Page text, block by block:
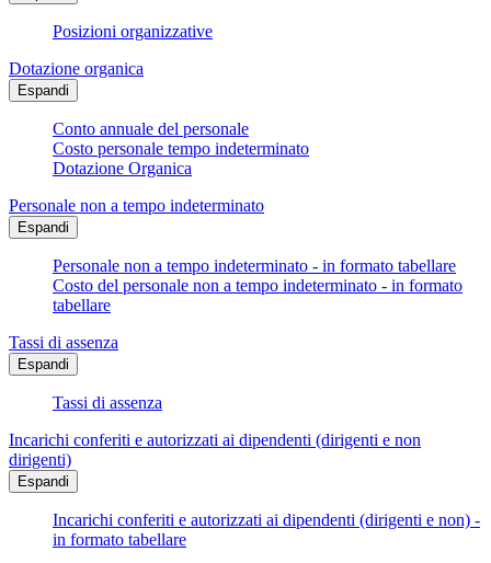
Posizioni organizzative
Dotazione organica
Espandi
Conto annuale del personale
Costo personale tempo indeterminato
Dotazione Organica
Personale non a tempo indeterminato
Espandi
Personale non a tempo indeterminato - in formato tabellare
Costo del personale non a tempo indeterminato - in formato
tabellare
Tassi di assenza
Espandi
Tassi di assenza
Incarichi conferiti e autorizzati ai dipendenti (dirigenti e non
dirigenti)
Espandi
Incarichi conferiti e autorizzati ai dipendenti (dirigenti e non) -
in formato tabellare